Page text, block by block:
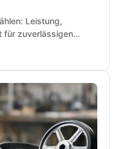
Leistung,
für zuverlässigen